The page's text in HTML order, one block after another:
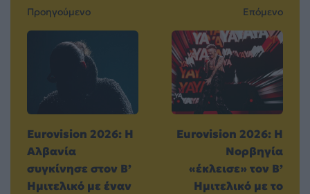
Προηγούμενο
Eurovision 2026: Η
Αλβανία
συγκίνησε στον Β’
Ημιτελικό με έναν
Επόμενο
Eurovision 2026: Η
Νορβηγία
«έκλεισε» τον Β’
Ημιτελικό με το